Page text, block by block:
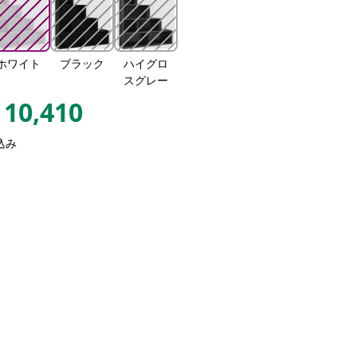
ワイト ブラック
ハイグロ
スグレー
10,410
み